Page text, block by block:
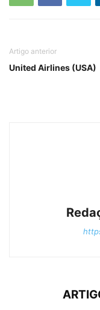
Artigo anterior
United Airlines (USA)